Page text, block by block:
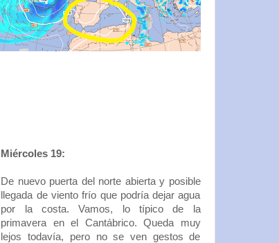
Miércoles 19:
De nuevo puerta del norte abierta y posible
llegada de viento frío que podría dejar agua
por la costa. Vamos, lo típico de la
primavera en el Cantábrico. Queda muy
lejos todavía, pero no se ven gestos de